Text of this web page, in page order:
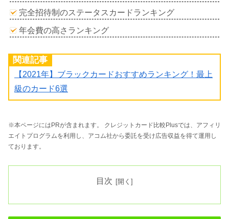
完全招待制のステータスカードランキング
年会費の高さランキング
関連記事
【2021年】ブラックカードおすすめランキング！最上
級のカード6選
※本ページにはPRが含まれます。 クレジットカード比較Plusでは、アフィリ
エイトプログラムを利用し、アコム社から委託を受け広告収益を得て運用し
ております。
目次